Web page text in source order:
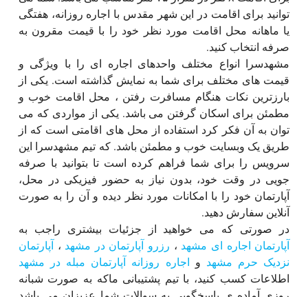
توانید برای اقامت در این شهر مقدس با اجاره روزانه، هفتگی
یا ماهانه محل اقامت مورد نظر خود را با قیمت مقرون به
صرفه انتخاب کنید.
مشهدسرا انواع مختلف واحدهای اجاره ای را با ویژگی و
قیمت های مختلف برای شما به نمایش گذاشته است. یکی از
بارزترین نکات هنگام مسافرت رفتن ، محل اقامت خوب و
مطمئن برای اسکان گرفتن می باشد. یکی از مواردی که می
توان به آن فکر کرد استفاده از محل های اقامتی است که از
طریق یک وبسایت خوب و مطمئن باشد. که تیم مشهدسرا این
سرویس را برای شما فراهم کرده است تا بتوانید با صرفه
جویی در وقت خود، بدون نیاز به حضور فیزیکی در محل،
آپارتمان خود را با امکانات مورد نظر دیده و آن را به صورت
آنلاین سفارش دهید.
در صورتی که می خواهید از جزئیات بیشتری راجب به
آپارتمان اجاره ای مشهد ، رزرو آپارتمان در مشهد ،آپارتمان
نزدیک حرم مشهد و اجاره روزانه آپارتمان مبله در مشهد
اطلاعات کسب کنید، با تیم پشتیبانی ماکه به صورت شبانه